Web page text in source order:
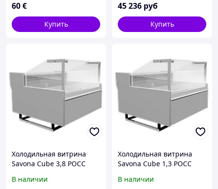
60€
Купить
45 236 руб
Купить
Холодильная витрина
Savona Cube 3,8 РОСС
В наличии
Холодильная витрина
Savona Cube 1,3 РОСС
В наличии